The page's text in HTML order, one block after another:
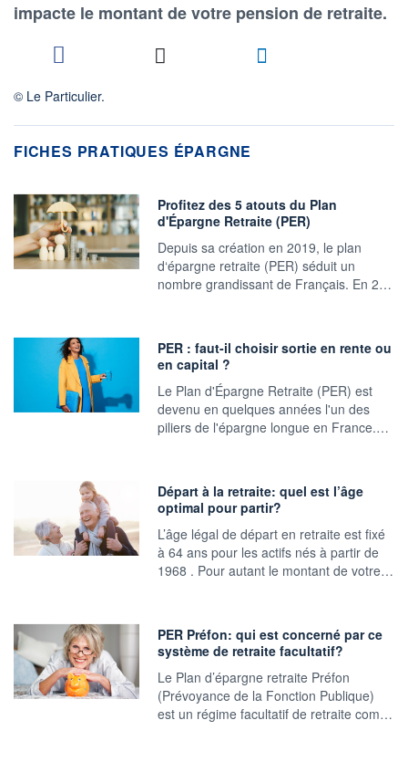
impacte le montant de votre pension de retraite.
© Le Particulier.
FICHES PRATIQUES ÉPARGNE
Profitez des 5 atouts du Plan
d'Épargne Retraite (PER)
Depuis sa création en 2019, le plan
d‘épargne retraite (PER) séduit un
nombre grandissant de Français. En 2…
PER : faut-il choisir sortie en rente ou
en capital ?
Le Plan d'Épargne Retraite (PER) est
devenu en quelques années l'un des
piliers de l'épargne longue en France.…
Départ à la retraite: quel est l’âge
optimal pour partir?
L’âge légal de départ en retraite est fixé
à 64 ans pour les actifs nés à partir de
1968 . Pour autant le montant de votre…
PER Préfon: qui est concerné par ce
système de retraite facultatif?
Le Plan d’épargne retraite Préfon
(Prévoyance de la Fonction Publique)
est un régime facultatif de retraite com…